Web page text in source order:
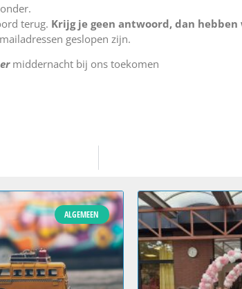
terug. Krijg je geen antwoord, dan
geslopen zijn.
middernacht bij ons toekomen
ALGEMEEN